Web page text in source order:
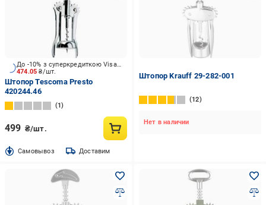
474.05₴/шт.
До -10% з суперкредиткою Visa Вигода
Штопор Tescoma Presto
420244.46
1
499 ₴/шт.
Cамовывоз Доставим
Штопор Krauff 29-282-001
12
Нет в наличии